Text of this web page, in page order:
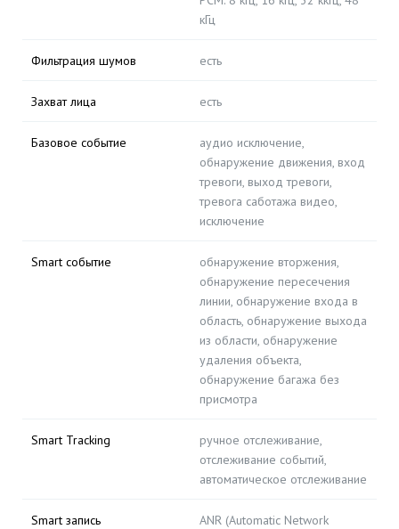
кГц
Фильтрация шумов есть
Захват лица есть
Базовое событие
аудио исключение,
обнаружение движения, вход
тревоги, выход тревоги,
тревога саботажа видео,
исключение
Smart событие
обнаружение вторжения,
обнаружение пересечения
линии, обнаружение входа в
область, обнаружение выхода
из области, обнаружение
удаления объекта,
обнаружение багажа без
присмотра
Smart Tracking
ручное отслеживание,
отслеживание событий,
автоматическое отслеживание
Smart запись
ANR (Automatic Network